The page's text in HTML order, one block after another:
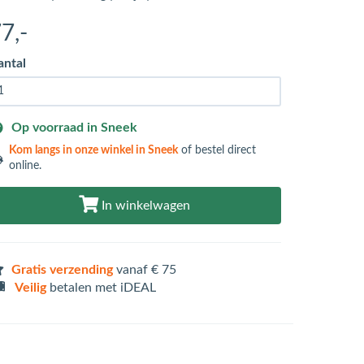
,-
Op voorraad in Sneek
Kom langs in onze winkel in Sneekof bestel direct
online.
In winkelwagen
Gratis verzendingvanaf € 75
Veiligbetalen met iDEAL